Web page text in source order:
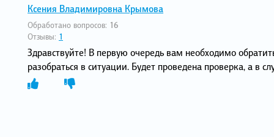
Ксения Владимировна Крымова
Обработано вопросов: 16
Отзывы: 1
Здравствуйте! В первую очередь вам необходимо
разобраться в ситуации. Будет проведена проверка, а в